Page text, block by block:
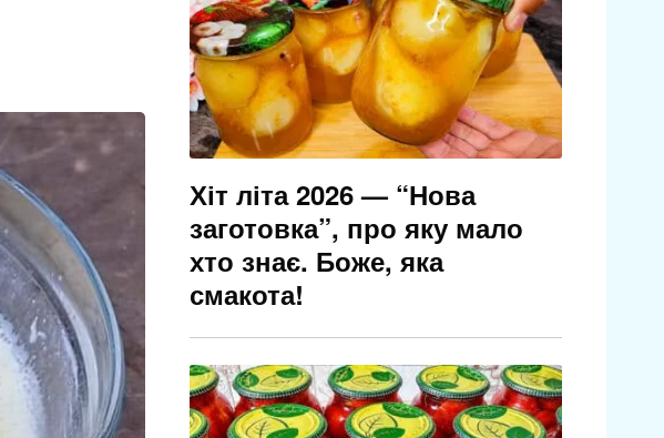
Хіт літа 2026 — “Нова
заготовка”, про яку мало
хто знає. Боже, яка
смакота!